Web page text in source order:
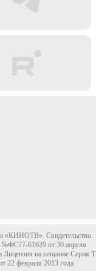
«КИНОТВ». Свидетельство
61629 от 30 апреля
Лицензия на вещание Серия
22 февраля 2013 года